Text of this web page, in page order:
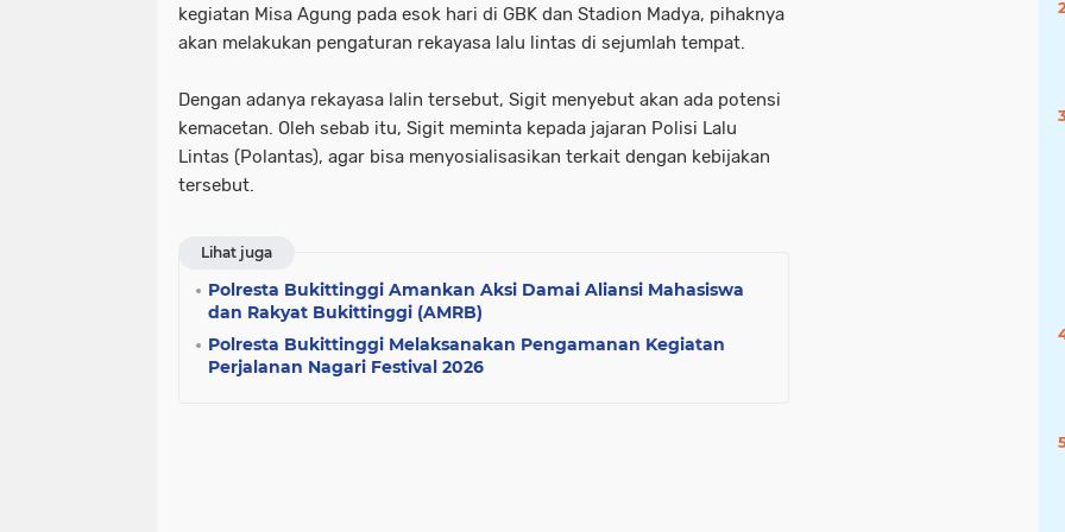
kegiatan Misa Agung pada esok hari di GBK dan Stadion Madya, pihaknya
akan melakukan pengaturan rekayasa lalu lintas di sejumlah tempat.
Dengan adanya rekayasa lalin tersebut, Sigit menyebut akan ada potensi
kemacetan. Oleh sebab itu, Sigit meminta kepada jajaran Polisi Lalu
Lintas (Polantas), agar bisa menyosialisasikan terkait dengan kebijakan
tersebut.
Lihat juga
Polresta Bukittinggi Amankan Aksi Damai Aliansi Mahasiswa
dan Rakyat Bukittinggi (AMRB)
Polresta Bukittinggi Melaksanakan Pengamanan Kegiatan
Perjalanan Nagari Festival 2026